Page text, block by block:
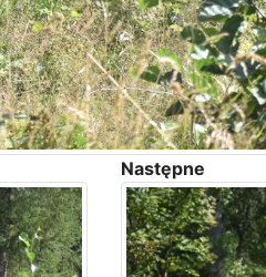
Następne